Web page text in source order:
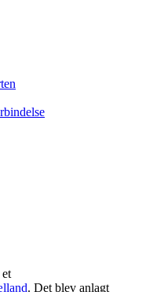
et
. Det blev anlagt